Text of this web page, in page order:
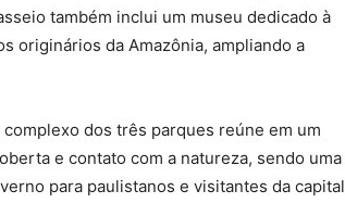
também inclui um museu dedicado à
originários da Amazônia, ampliando a
dos três parques reúne em um
e contato com a natureza, sendo uma
para paulistanos e visitantes da capital